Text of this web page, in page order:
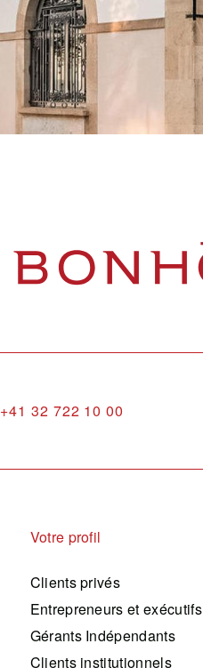
+41 32 722 10 00
Votre profil
Clients privés
Entrepreneurs et exécutifs
Gérants Indépendants
Clients institutionnels